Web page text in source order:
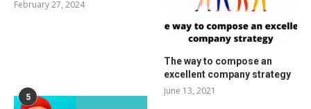
February 27, 2024
The way to compose an
excellent company strategy
June 13, 2021
5